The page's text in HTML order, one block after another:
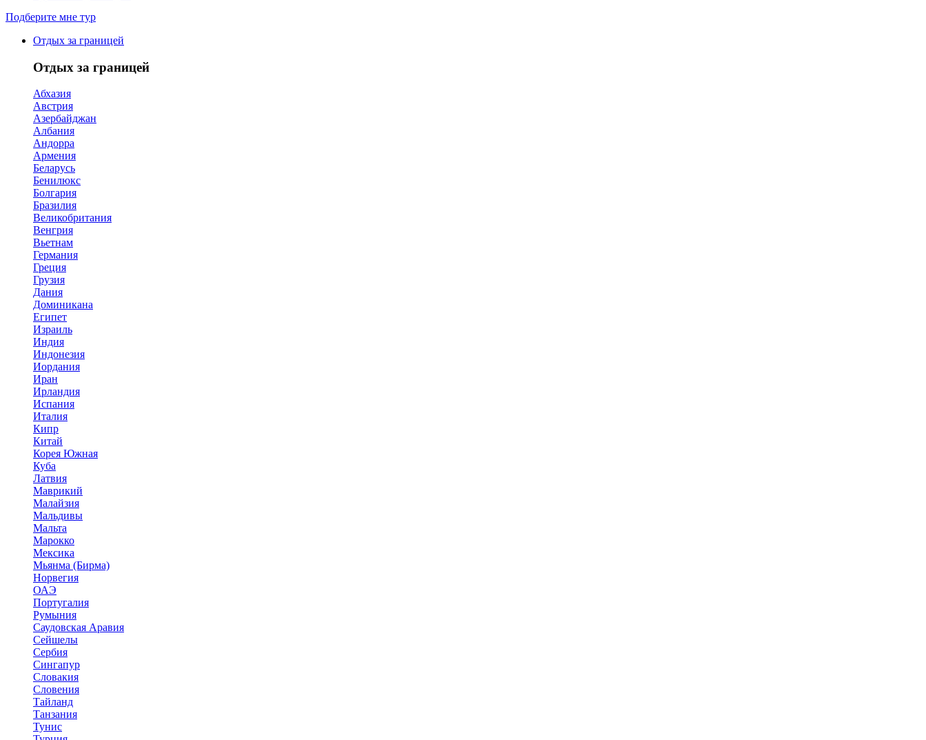
Подберите мне тур
Отдых за границей
Отдых за границей
Абхазия
Австрия
Азербайджан
Албания
Андорра
Армения
Беларусь
Бенилюкс
Болгария
Бразилия
Великобритания
Венгрия
Вьетнам
Германия
Греция
Грузия
Дания
Доминикана
Египет
Израиль
Индия
Индонезия
Иордания
Иран
Ирландия
Испания
Италия
Кипр
Китай
Корея Южная
Куба
Латвия
Маврикий
Малайзия
Мальдивы
Мальта
Марокко
Мексика
Мьянма (Бирма)
Норвегия
ОАЭ
Португалия
Румыния
Саудовская Аравия
Сейшелы
Сербия
Сингапур
Словакия
Словения
Тайланд
Танзания
Тунис